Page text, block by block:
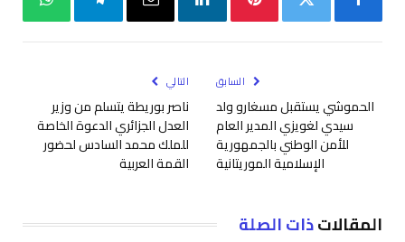
السابق
الحموشي يستقبل مسغارو ولد
سيدي لغويزي المدير العام
للأمن الوطني بالجمهورية
الإسلامية الموريتانية
التالي
ناصر بوريطة يتسلم من وزير
العدل الجزائري الدعوة الخاصة
للملك محمد السادس لحضور
القمة العربية
المقالاتذات الصلة